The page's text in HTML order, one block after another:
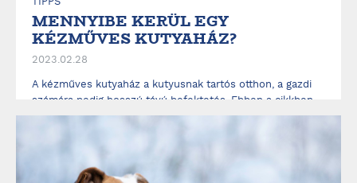
MENNYIBE KERÜL EGY
KÉZMŰVES KUTYAHÁZ?
2023.02.28
A kézműves kutyaház a kutyusnak tartós otthon, a gazdi
számára pedig hosszú távú befektetés. Ebben a cikkben
azokat a tulajdonságokat gyűjtöttük össze, amelyek egy
életen át védett és kényelmes kinti otthont biztosítanak
hogyan befolyásolják a kézzel ...